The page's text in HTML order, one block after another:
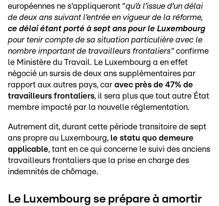
européennes ne s'appliqueront "qu’à l’issue d’un délai
de deux ans suivant l’entrée en vigueur de la réforme,
ce délai étant porté à sept ans pour le Luxembourg
pour tenir compte de sa situation particulière avec le
nombre important de travailleurs frontaliers" confirme
le Ministère du Travail. Le Luxembourg a en effet
négocié un sursis de deux ans supplémentaires par
rapport aux autres pays, car avec près de 47% de
travailleurs frontaliers, il sera plus que tout autre État
membre impacté par la nouvelle réglementation.
Autrement dit, durant cette période transitoire de sept
ans propre au Luxembourg, le statu quo demeure
applicable, tant en ce qui concerne le suivi des anciens
travailleurs frontaliers que la prise en charge des
indemnités de chômage.
Le Luxembourg se prépare à amortir